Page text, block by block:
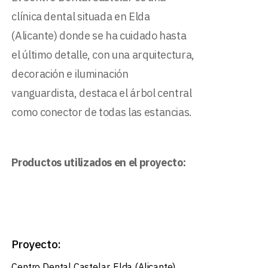
clínica dental situada en Elda
(Alicante) donde se ha cuidado hasta
el último detalle, con una arquitectura,
decoración e iluminación
vanguardista, destaca el árbol central
como conector de todas las estancias.
Productos utilizados en el proyecto:
Proyecto: